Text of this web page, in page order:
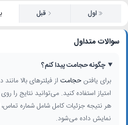
اول قبل
سوالات متداول
چگونه حجامت پیدا کنم؟
برای یافتنحجامت از فیلترهای بالا
امتیاز استفاده کنید. می‌توانید نتایج را
هر نتیجه جزئیات کامل شامل شماره
نمایش داده می‌شود.